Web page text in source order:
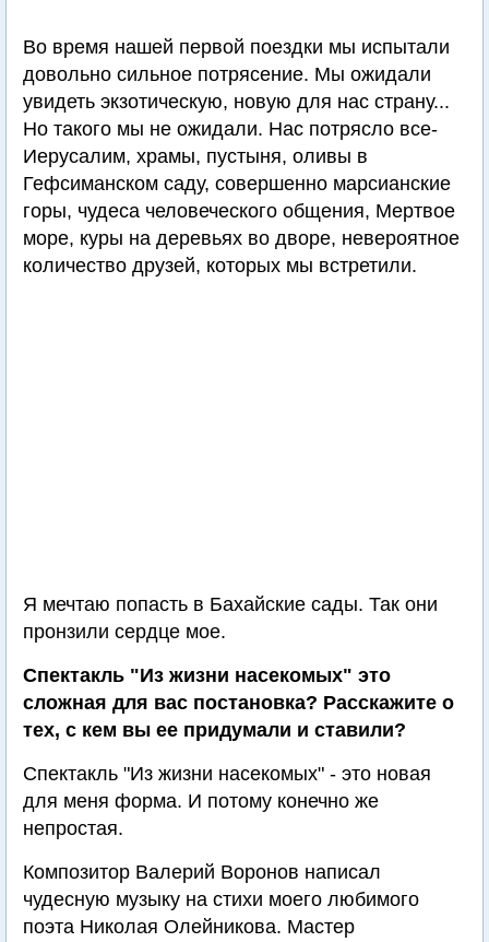
Во время нашей первой поездки мы испытали
довольно сильное потрясение. Мы ожидали
увидеть экзотическую, новую для нас страну...
Но такого мы не ожидали. Нас потрясло все-
Иерусалим, храмы, пустыня, оливы в
Гефсиманском саду, совершенно марсианские
горы, чудеса человеческого общения, Мертвое
море, куры на деревьях во дворе, невероятное
количество друзей, которых мы встретили.
Я мечтаю попасть в Бахайские сады. Так они
пронзили сердце мое.
Спектакль "Из жизни насекомых" это
сложная для вас постановка? Расскажите о
тех, с кем вы ее придумали и ставили?
Спектакль "Из жизни насекомых" - это новая
для меня форма. И потому конечно же
непростая.
Композитор Валерий Воронов написал
чудесную музыку на стихи моего любимого
поэта Николая Олейникова. Мастер